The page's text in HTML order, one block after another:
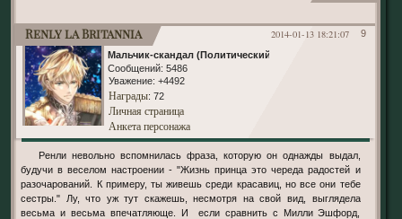
9
2014-01-13 18:21:07
Renly la Britannia
Мальчик-скандал (Политический)
Сообщений: 5486
Уважение: +4492
Награды: 72
Личная страница
Анкета персонажа
Ренли невольно вспомнилась фраза, которую он однажды выдал,
будучи в веселом настроении - "Жизнь принца это череда радостей и
разочарований. К примеру, ты живешь среди красавиц, но все они тебе
сестры." Лу, что уж тут скажешь, несмотря на свой вид, выглядела
весьма и весьма впечатляюще. И если сравнить с Милли Эшфорд,